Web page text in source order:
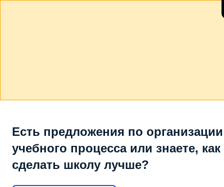
Есть предложения по организации
учебного процесса или знаете, как
сделать школу лучше?